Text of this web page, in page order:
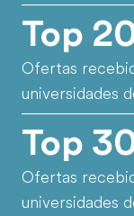
Top
Ofertas
universidades
Top
Ofertas
universidades